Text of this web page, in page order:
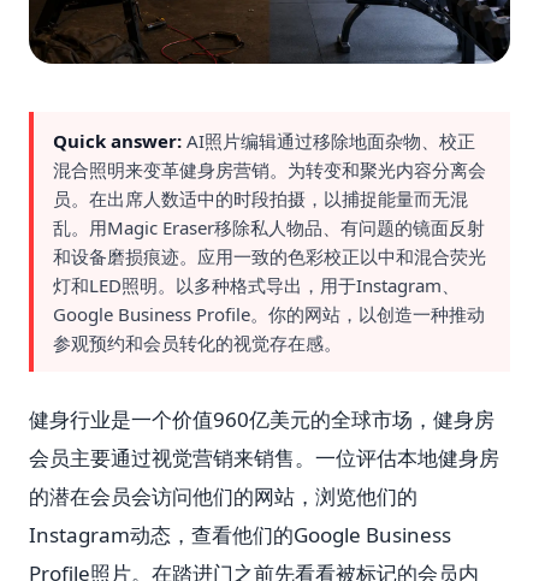
Quick answer: AI照片编辑通过移除地面杂物、校正
混合照明来变革健身房营销。为转变和聚光内容分离会
员。在出席人数适中的时段拍摄，以捕捉能量而无混
乱。用Magic Eraser移除私人物品、有问题的镜面反射
和设备磨损痕迹。应用一致的色彩校正以中和混合荧光
灯和LED照明。以多种格式导出，用于Instagram、
Google Business Profile。你的网站，以创造一种推动
参观预约和会员转化的视觉存在感。
健身行业是一个价值960亿美元的全球市场，健身房
会员主要通过视觉营销来销售。一位评估本地健身房
的潜在会员会访问他们的网站，浏览他们的
Instagram动态，查看他们的Google Business
Profile照片。在踏进门之前先看看被标记的会员内